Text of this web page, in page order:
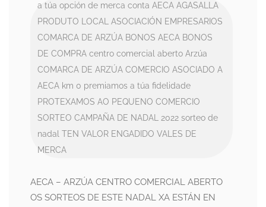
a túa opción de merca conta AECA AGASALLA
PRODUTO LOCAL
ASOCIACIÓN EMPRESARIOS
COMARCA DE ARZÚA BONOS AECA BONOS
DE COMPRA centro comercial aberto Arzúa
COMARCA DE ARZÚA COMERCIO ASOCIADO A
AECA km 0 premiamos a túa fidelidade
PROTEXAMOS AO PEQUENO COMERCIO
SORTEO CAMPAÑA DE NADAL 2022 sorteo de
nadal TEN VALOR ENGADIDO VALES DE
MERCA
AECA – ARZÚA CENTRO COMERCIAL ABERTO
OS SORTEOS DE ESTE NADAL XA ESTÁN EN